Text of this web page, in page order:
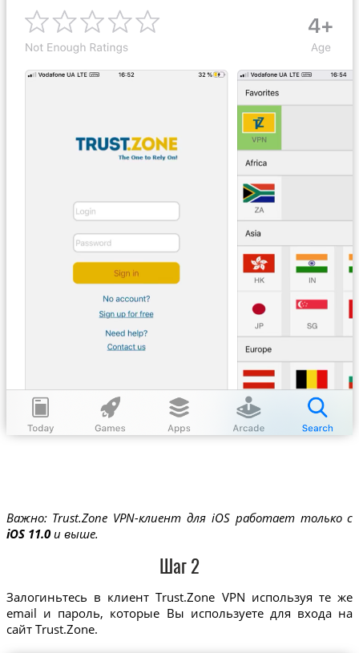
Важно: Trust.Zone VPN-клиент для iOS работает только с
iOS 11.0и выше.
Шаг 2
Залогиньтесь в клиент Trust.Zone VPN используя те же
email и пароль, которые Вы используете для входа на
сайт Trust.Zone.